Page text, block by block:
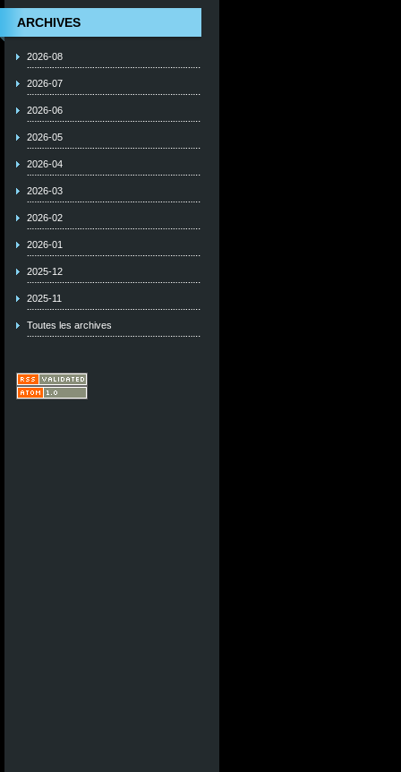
ARCHIVES
2026-08
2026-07
2026-06
2026-05
2026-04
2026-03
2026-02
2026-01
2025-12
2025-11
Toutes les archives